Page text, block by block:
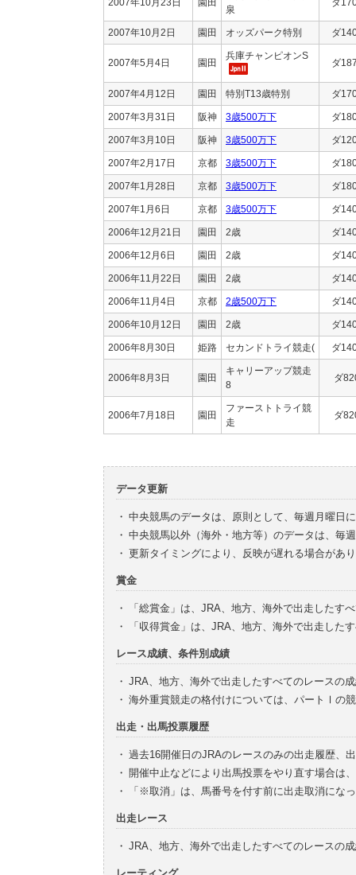
2007年10月23日 園田
泉
ダ
2007年10月2日 園田 オッズパーク特別 ダ
2007年5月4日 園田
兵庫チャンピオンS
ダ
2007年4月12日 園田 特別T13歳特別 ダ
2007年3月31日 阪神 3歳500万下 ダ
2007年3月10日 阪神 3歳500万下 ダ
2007年2月17日 京都 3歳500万下 ダ
2007年1月28日 京都 3歳500万下 ダ
2007年1月6日 京都 3歳500万下 ダ
2006年12月21日 園田 2歳 ダ
2006年12月6日 園田 2歳 ダ
2006年11月22日 園田 2歳 ダ
2006年11月4日 京都 2歳500万下 ダ
2006年10月12日 園田 2歳 ダ
2006年8月30日 姫路 セカンドトライ競走( ダ
2006年8月3日 園田
キャリーアップ競走
8
ダ
2006年7月18日 園田
ファーストトライ競
走
ダ
データ更新
・ 中央競馬のデータは、原則として、毎週月曜日
・ 中央競馬以外（海外・地方等）のデータは、毎
・ 更新タイミングにより、反映が遅れる場合があ
賞金
・
「総賞金」は、JRA、地方、海外で出走したす
・
「収得賞金」は、JRA、地方、海外で出走した
レース成績、条件別成績
・ JRA、地方、海外で出走したすべてのレースの
・ 海外重賞競走の格付けについては、パートⅠの
出走・出馬投票履歴
・ 過去16開催日のJRAのレースのみの出走履歴、
・ 開催中止などにより出馬投票をやり直す場合は
・
「※取消」は、馬番号を付す前に出走取消にな
出走レース
・ JRA、地方、海外で出走したすべてのレースの